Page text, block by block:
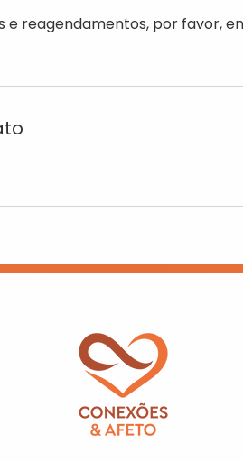
e reagendamentos, por favor,